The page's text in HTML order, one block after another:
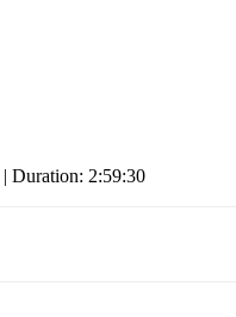
| Duration: 2:59:30